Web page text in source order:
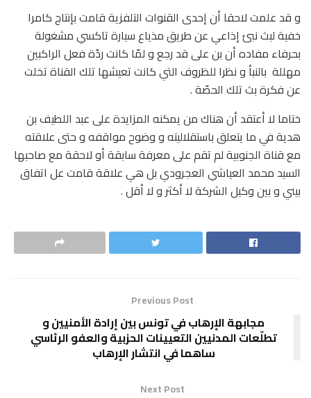
و قد علمت لاحقا أن إحدى القنوات التلفزية قامت بإنتاج كامرا
خفية لبث نبئ إذاعي عن طريق مذياع سيارة تاكسي مشغولة
بحرفاء مفاده أن بن على قد رجع و لمّا كانت ردّة فعل الراكبين
مهللة بالنبأ و نظرا للظروف التي كانت تعيشها تلك القناة تخلت
عن فكرة بث تلك الحصّة .
ختاما لا أعتقد أن هناك من يمكنه المزايدة على عبد اللطيف بن
هدية في ما يتعلق باستقلاليته و وضوح مواقفه و حتى علاقته
مع قناة الجنوبية لم تقم على معرفة سابقة أو لاحقة مع صاحبها
السيد محمد العياشي العجرودي بل هي علاقة قامت عل اتفاق
بيني و بين وكيل الشركة لا أكثر و لا أقل .
Previous Post
مجابهة الإرهاب في تونس بين إرادة الأمنيين و
تطلّعات المدنيين التعيينات الحزبية والعفو الرئاسي
ساهما في انتشار الإرهاب
Next Post